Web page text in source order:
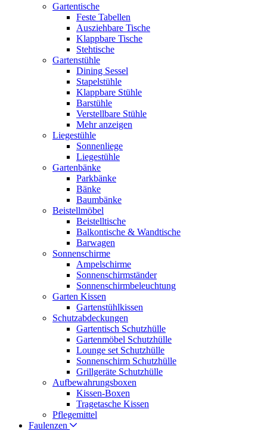
Gartentische
Feste Tabellen
Ausziehbare Tische
Klappbare Tische
Stehtische
Gartenstühle
Dining Sessel
Stapelstühle
Klappbare Stühle
Barstühle
Verstellbare Stühle
Mehr anzeigen
Liegestühle
Sonnenliege
Liegestühle
Gartenbänke
Parkbänke
Bänke
Baumbänke
Beistellmöbel
Beistelltische
Balkontische & Wandtische
Barwagen
Sonnenschirme
Ampelschirme
Sonnenschirmständer
Sonnenschirmbeleuchtung
Garten Kissen
Gartenstühlkissen
Schutzabdeckungen
Gartentisch Schutzhülle
Gartenmöbel Schutzhülle
Lounge set Schutzhülle
Sonnenschirm Schutzhülle
Grillgeräte Schutzhülle
Aufbewahrungsboxen
Kissen-Boxen
Tragetasche Kissen
Pflegemittel
Faulenzen